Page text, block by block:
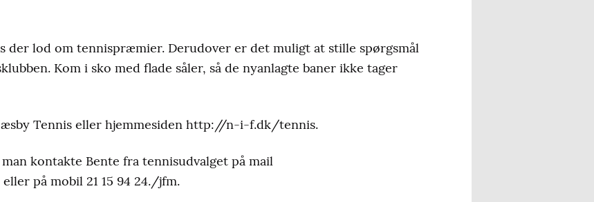
der lod om tennispræmier. Derudover er det muligt at stille spørgsmål
Kom i sko med flade såler, så de nyanlagte baner ikke tager
Tennis eller hjemmesiden http://n-i-f.dk/tennis.
kontakte Bente fra tennisudvalget på mail
på mobil 21 15 94 24./jfm.